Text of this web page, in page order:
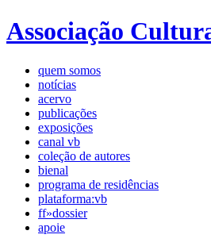
Associação
quem somos
notícias
acervo
publicações
exposições
canal vb
coleção de autores
bienal
programa de residências
plataforma:vb
ff»dossier
apoie